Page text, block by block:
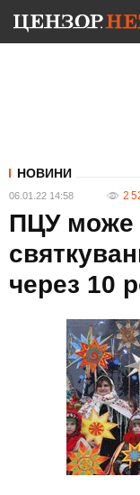
НОВИНИ
06.01.22 14:58 2
ПЦУ може
через 10